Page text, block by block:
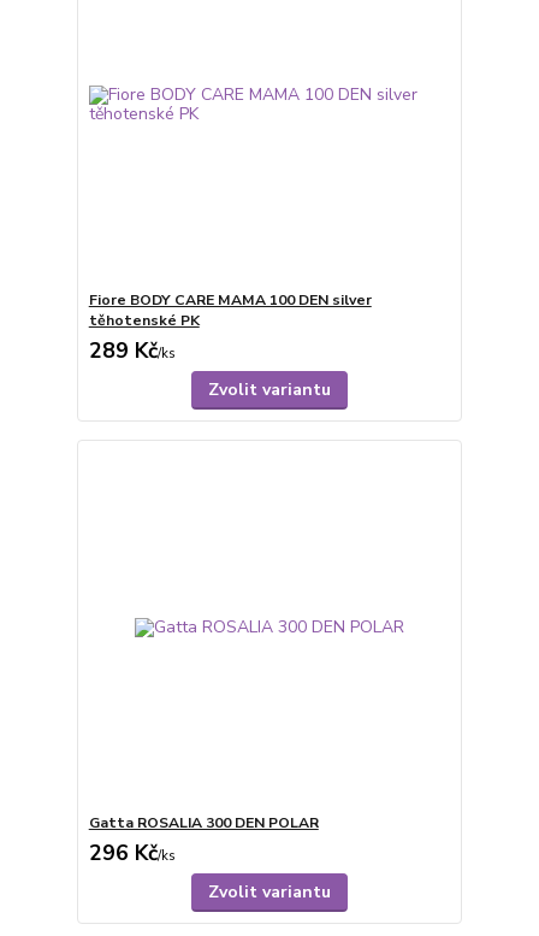
Fiore BODY CARE MAMA 100 DEN silver
těhotenské PK
289 Kč/ks
Zvolit variantu
Gatta ROSALIA 300 DEN POLAR
296 Kč/ks
Zvolit variantu